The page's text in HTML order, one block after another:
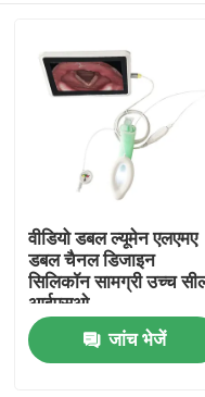
वीडियो डबल ल्यूमेन एलएमए
डबल चैनल डिजाइन
सिलिकॉन सामग्री उच्च
आईएसओ
जांच भेजें